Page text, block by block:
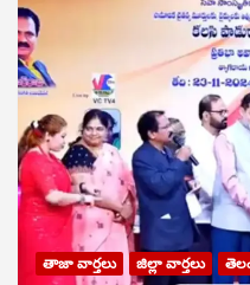
తాజా వార్తలు జిల్లా వార్తలు